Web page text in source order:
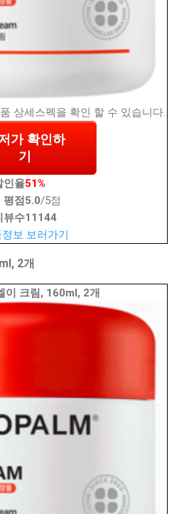
상세스펙을 확인 할 수 있습니다.
가 확인하
기
인율51%
평점 5.0/5점
뷰수11144
보 보러가기
2개
이 크림, 160ml, 2개